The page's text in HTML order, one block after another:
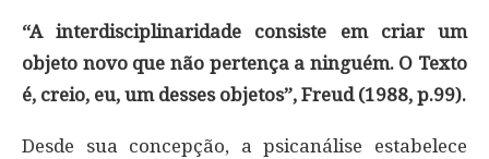
“A interdisciplinaridade consiste em criar um
objeto novo que não pertença a ninguém. O Texto
é, creio, eu, um desses objetos”, Freud (1988, p.99).
Desde sua concepção, a psicanálise estabelece